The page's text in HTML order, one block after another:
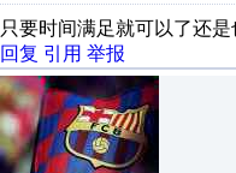
只要时间满足就可以了还是
回复 引用 举报